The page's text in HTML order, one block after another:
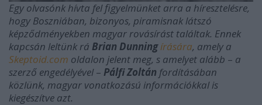
Egy olvasónk hívta fel figyelmünket arra a híresztelésre,
hogy Boszniában, bizonyos, piramisnak látszó
képződményekben magyar rovásírást találtak. Ennek
kapcsán leltünk rá Brian Dunning írására, amely a
Skeptoid.com oldalon jelent meg, s amelyet alább – a
szerző engedélyével– Pálfi Zoltán fordításában
közlünk, magyar vonatkozású információkkal is
kiegészítve azt.